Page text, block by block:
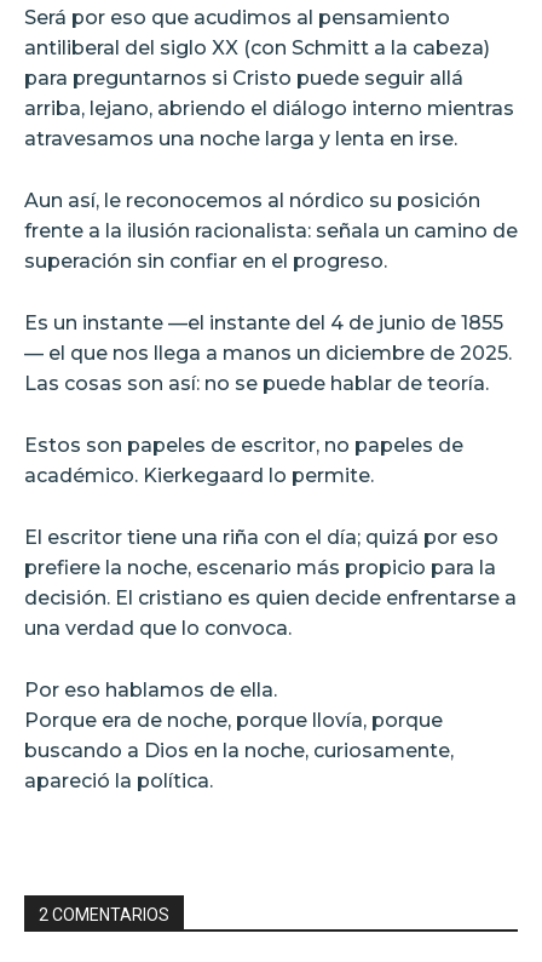
Será por eso que acudimos al pensamiento
antiliberal del siglo XX (con Schmitt a la cabeza)
para preguntarnos si Cristo puede seguir allá
arriba, lejano, abriendo el diálogo interno mientras
atravesamos una noche larga y lenta en irse.
Aun así, le reconocemos al nórdico su posición
frente a la ilusión racionalista: señala un camino de
superación sin confiar en el progreso.
Es un instante —el instante del 4 de junio de 1855
— el que nos llega a manos un diciembre de 2025.
Las cosas son así: no se puede hablar de teoría.
Estos son papeles de escritor, no papeles de
académico. Kierkegaard lo permite.
El escritor tiene una riña con el día; quizá por eso
prefiere la noche, escenario más propicio para la
decisión. El cristiano es quien decide enfrentarse a
una verdad que lo convoca.
Por eso hablamos de ella.
Porque era de noche, porque llovía, porque
buscando a Dios en la noche, curiosamente,
apareció la política.
2 COMENTARIOS